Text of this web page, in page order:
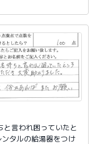
用させて頂きました
もらい、本当にあり
言われ困っていたと
タルの給湯器をつけ